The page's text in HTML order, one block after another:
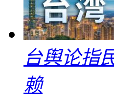
台舆论指
赖